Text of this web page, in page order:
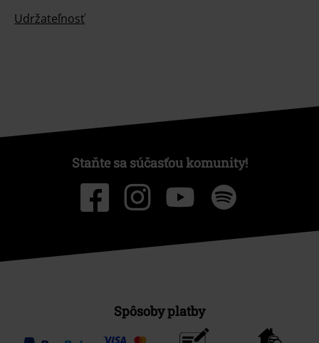
Udržateľnosť
Staňte sa súčasťou komunity!
Spôsoby platby